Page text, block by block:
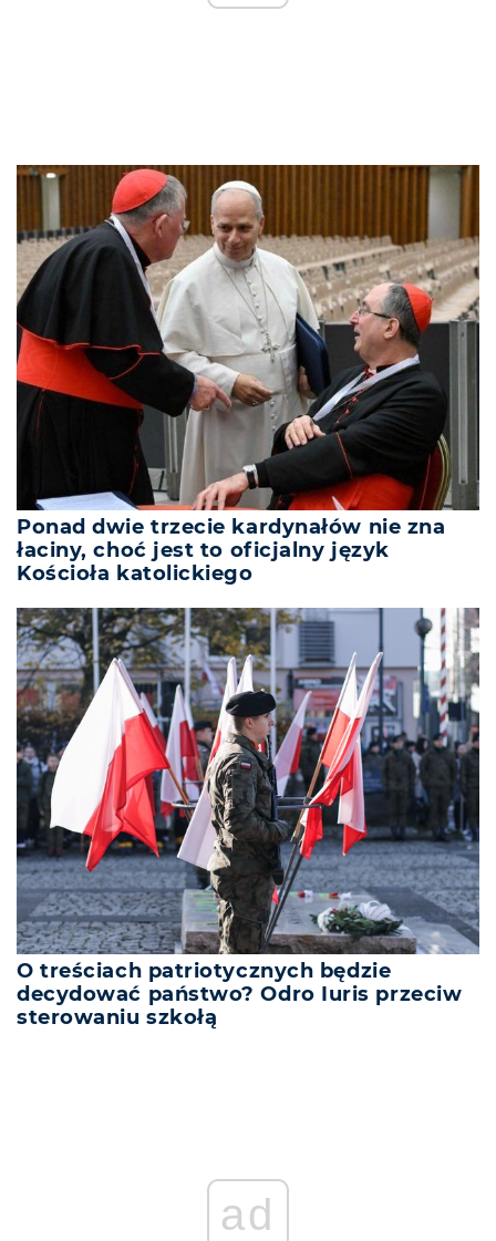
Ponad dwie trzecie kardynałów nie zna
łaciny, choć jest to oficjalny język
Kościoła katolickiego
O treściach patriotycznych będzie
decydować państwo? Odro Iuris przeciw
sterowaniu szkołą
ad